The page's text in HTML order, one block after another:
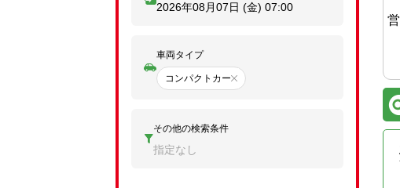
2026年08月07日 (金) 07:00
車両タイプ
コンパクトカー
その他の検索条件
指定なし